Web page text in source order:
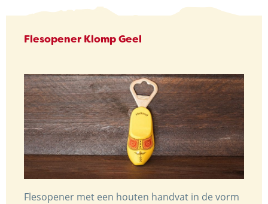
Flesopener Klomp Geel
Flesopener met een houten handvat in de vorm